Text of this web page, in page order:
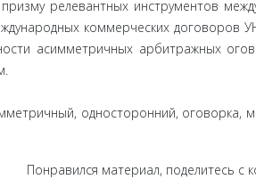
релевантных инструментов
коммерческих договоров
асимметричных арбитражных
односторонний, оговорка,
Понравился материал, поделитесь с